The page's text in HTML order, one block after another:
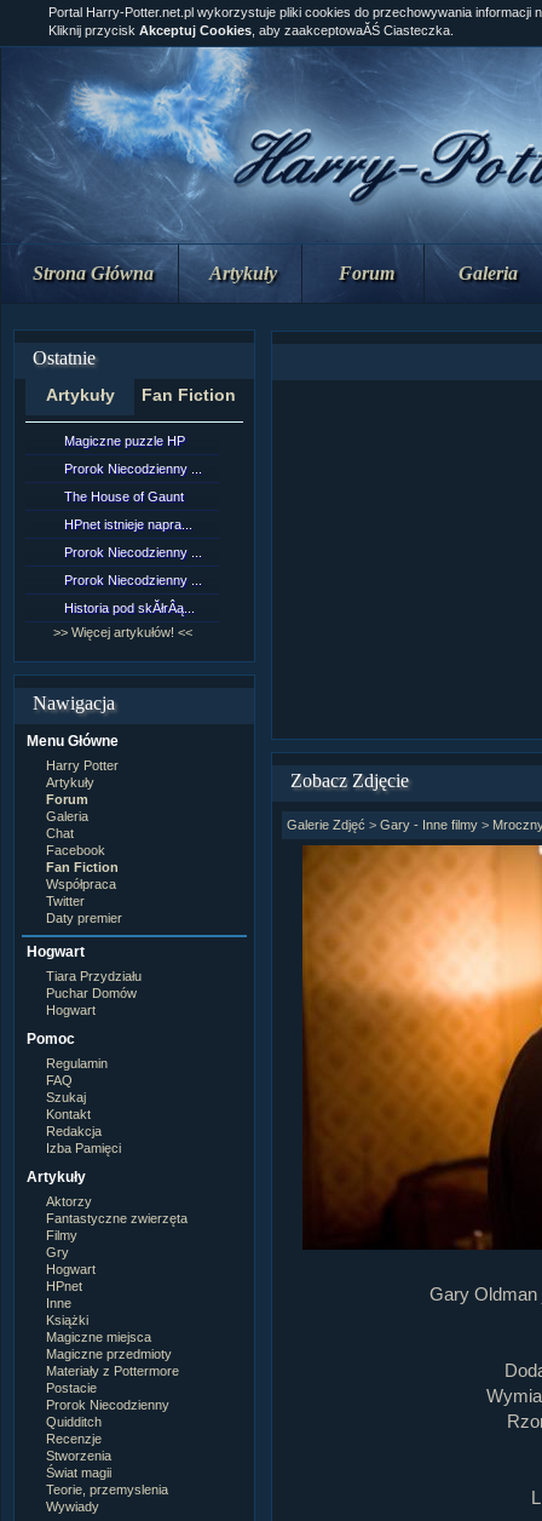
Strona Główna Artykuły Forum Galeria
Ostatnie
Artykuły Fan Fiction
Magiczne puzzle HP
Prorok Niecodzienny ...
The House of Gaunt
HPnet istnieje napra...
Prorok Niecodzienny ...
Prorok Niecodzienny ...
Historia pod skĂłrÂą...
>> Więcej artykułów! <<
Nawigacja
Menu Główne
Harry Potter
Artykuły
Forum
Galeria
Chat
Facebook
Fan Fiction
Współpraca
Twitter
Daty premier
Hogwart
Tiara Przydziału
Puchar Domów
Hogwart
Pomoc
Regulamin
FAQ
Szukaj
Kontakt
Redakcja
Izba Pamięci
Artykuły
Aktorzy
Fantastyczne zwierzęta
Filmy
Gry
Hogwart
HPnet
Inne
Książki
Magiczne miejsca
Magiczne przedmioty
Materiały z Pottermore
Postacie
Prorok Niecodzienny
Quidditch
Recenzje
Stworzenia
Świat magii
Teorie, przemyslenia
Wywiady
Portal Harry-Potter.net.pl wykorzystuje pliki cookies do przechowywania informacji
Kliknij przycisk Akceptuj Cookies , aby zaakceptowaĂŚ Ciasteczka.
Zobacz Zdjęcie
Galerie Zdjęć > Gary - Inne filmy>
Gary